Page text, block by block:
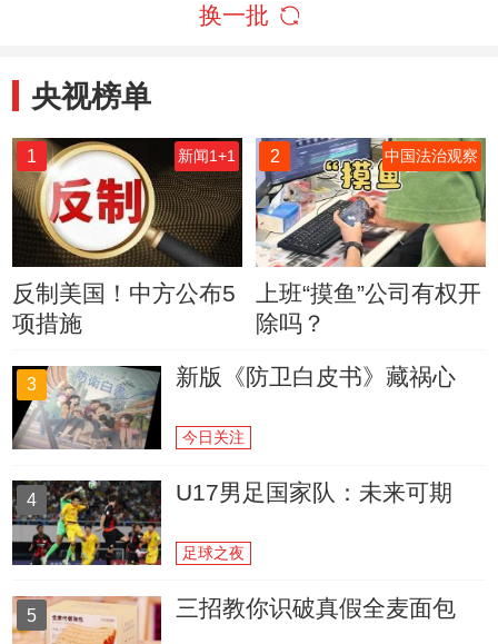
换一批
央视榜单
1 新闻1+1
反制美国！中方公布5
项措施
2 中国法治观察
上班“摸鱼”公司有权开
除吗？
3 新版《防卫白皮书》藏祸心
今日关注
4 U17男足国家队：未来可期
足球之夜
5 三招教你识破真假全麦面包